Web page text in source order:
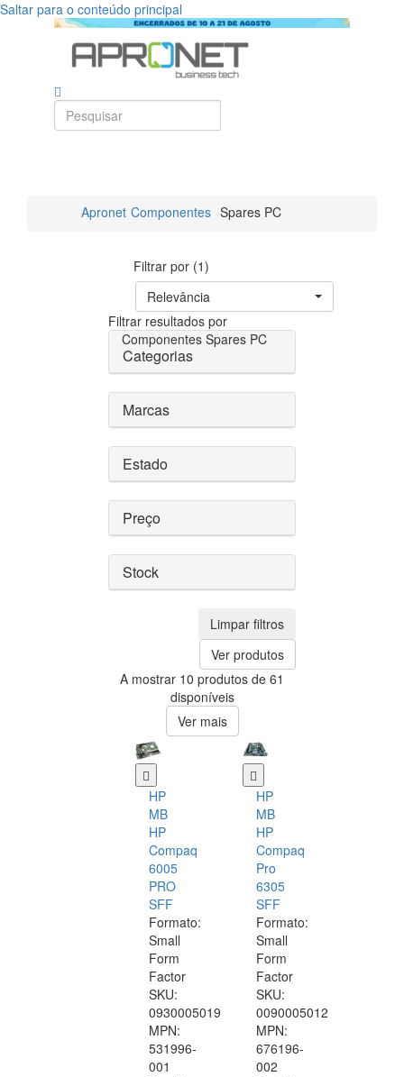
Saltar para o conteúdo principal
Apronet Componentes Spares PC
Filtrar por (1)
Relevância
Filtrar resultados por
Componentes Spares PC
Categorias
Marcas
Estado
Preço
Stock
Limpar filtros
Ver produtos
A mostrar 10 produtos de 61
disponíveis
Ver mais
HP
MB
HP
Compaq
6005
PRO
SFF
Formato:
Small
Form
Factor
SKU:
0930005019
MPN:
531996-
001
HP
MB
HP
Compaq
Pro
6305
SFF
Formato:
Small
Form
Factor
SKU:
0090005012
MPN:
676196-
002